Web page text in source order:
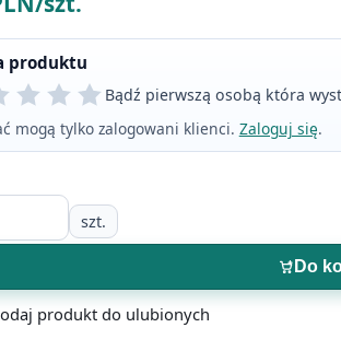
produktu
Bądź pierwszą osobą która
mogą tylko zalogowani klienci. Zaloguj się.
szt.
Do
produkt do ulubionych